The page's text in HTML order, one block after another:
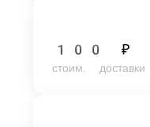
100 ₽
стоим. доставки